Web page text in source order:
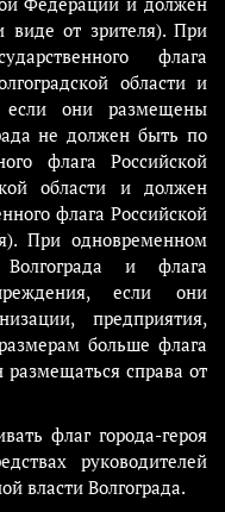
виде от зрителя). При
флага
области и
если они размещены
не должен быть по
флага Российской
области и должен
флага Российской
При одновременном
и флага
если они
предприятия,
больше флага
размещаться справа от
флаг города-героя
руководителей
власти Волгограда.